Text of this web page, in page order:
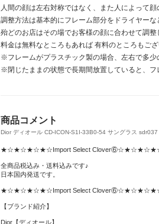
人間の顔は左右対称ではなく、また人によって
調整方法は基本的にフレーム部分をドライヤー
殆どのお店はその場でお客様の顔に合わせて調整
料金は無料なところもあれば 有料のところもご
※フレームがプラスチック製の場合、左右で多少
※閉じたままの状態で長期間放置していると、フ
商品コメント
Dior ディオール CD-ICON-S1I-33B0-54 サングラス
★☆★☆★☆★☆Import Select
全商品税込み・送料込みです♪
日本国内発送です。
★☆★☆★☆★☆Import Select
【ブランド紹介】
Dior【ディオール】